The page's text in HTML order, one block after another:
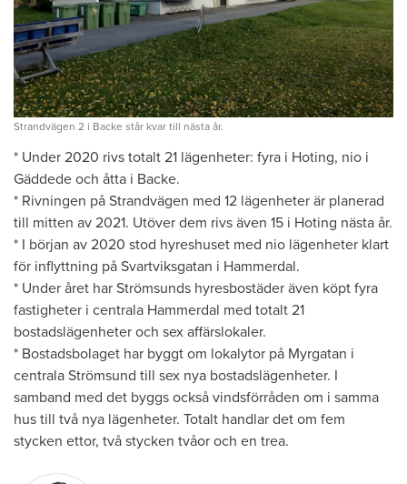
Strandvägen 2 i Backe står kvar till nästa år.
* Under 2020 rivs totalt 21 lägenheter: fyra i Hoting, nio i
Gäddede och åtta i Backe.
* Rivningen på Strandvägen med 12 lägenheter är planerad
till mitten av 2021. Utöver dem rivs även 15 i Hoting nästa år.
* I början av 2020 stod hyreshuset med nio lägenheter klart
för inflyttning på Svartviksgatan i Hammerdal.
* Under året har Strömsunds hyresbostäder även köpt fyra
fastigheter i centrala Hammerdal med totalt 21
bostadslägenheter och sex affärslokaler.
* Bostadsbolaget har byggt om lokalytor på Myrgatan i
centrala Strömsund till sex nya bostadslägenheter. I
samband med det byggs också vindsförråden om i samma
hus till två nya lägenheter. Totalt handlar det om fem
stycken ettor, två stycken tvåor och en trea.